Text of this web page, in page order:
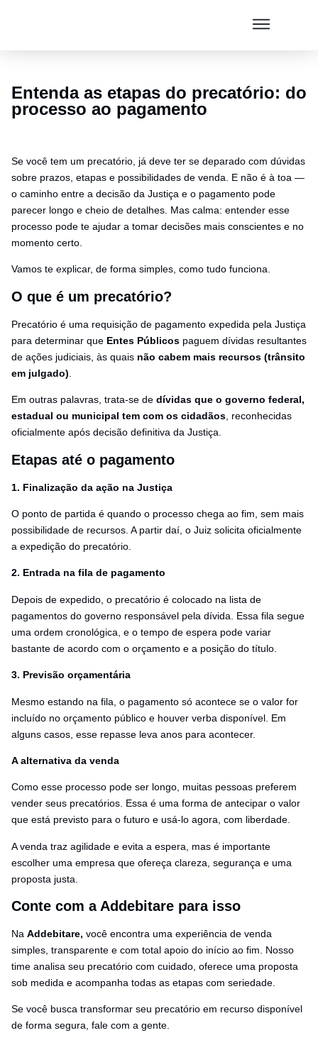
Entenda as etapas do precatório: do
processo ao pagamento
Se você tem um precatório, já deve ter se deparado com dúvidas
sobre prazos, etapas e possibilidades de venda. E não é à toa —
o caminho entre a decisão da Justiça e o pagamento pode
parecer longo e cheio de detalhes. Mas calma: entender esse
processo pode te ajudar a tomar decisões mais conscientes e no
momento certo.
Vamos te explicar, de forma simples, como tudo funciona.
O que é um precatório?
Precatório é uma requisição de pagamento expedida pela Justiça
para determinar que Entes Públicos paguem dívidas resultantes
de ações judiciais, às quais não cabem mais recursos (trânsito
em julgado)
Em outras palavras, trata-se de dívidas que o governo federal,
estadual ou municipal tem com os cidadãos , reconhecidas
oficialmente após decisão definitiva da Justiça.
Etapas até o pagamento
1. Finalização da ação na Justiça
O ponto de partida é quando o processo chega ao fim, sem mais
possibilidade de recursos. A partir daí, o Juiz solicita oficialmente
a expedição do precatório.
2. Entrada na fila de pagamento
Depois de expedido, o precatório é colocado na lista de
pagamentos do governo responsável pela dívida. Essa fila segue
uma ordem cronológica, e o tempo de espera pode variar
bastante de acordo com o orçamento e a posição do título.
3. Previsão orçamentária
Mesmo estando na fila, o pagamento só acontece se o valor for
incluído no orçamento público e houver verba disponível. Em
alguns casos, esse repasse leva anos para acontecer.
A alternativa da venda
Como esse processo pode ser longo, muitas pessoas preferem
vender seus precatórios. Essa é uma forma de antecipar o valor
que está previsto para o futuro e usá-lo agora, com liberdade.
A venda traz agilidade e evita a espera, mas é importante
escolher uma empresa que ofereça clareza, segurança e uma
proposta justa.
Conte com a Addebitare para isso
Na Addebitare, você encontra uma experiência de venda
simples, transparente e com total apoio do início ao fim. Nosso
time analisa seu precatório com cuidado, oferece uma proposta
sob medida e acompanha todas as etapas com seriedade.
Se você busca transformar seu precatório em recurso disponível
de forma segura, fale com a gente.